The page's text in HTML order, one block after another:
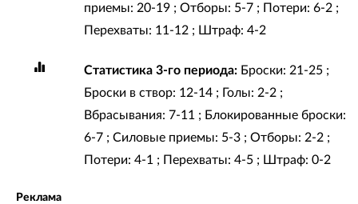
приемы: 20-19 ; Отборы: 5-7 ; Потери: 6-2 ;
Перехваты: 11-12 ; Штраф: 4-2
Статистика 3-го периода:Броски: 21-25 ;
Броски в створ: 12-14 ; Голы: 2-2 ;
Вбрасывания: 7-11 ; Блокированные броски:
6-7 ; Силовые приемы: 5-3 ; Отборы: 2-2 ;
Потери: 4-1 ; Перехваты: 4-5 ; Штраф: 0-2
Реклама